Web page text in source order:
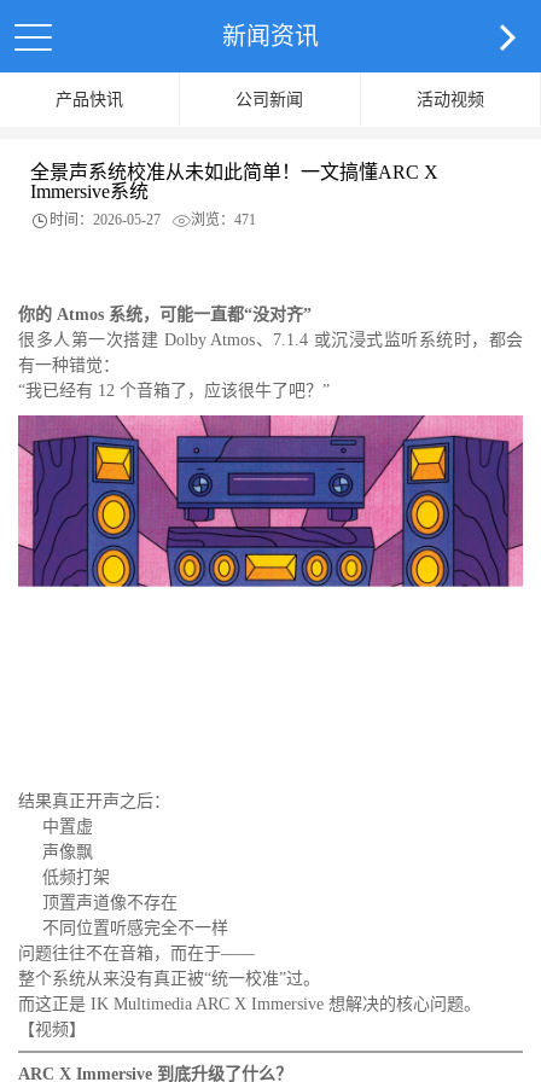
新闻资讯
产品快讯 公司新闻 活动视频
全景声系统校准从未如此简单！一文搞懂ARC X
Immersive系统
时间：2026-05-27 浏览：471
你的 Atmos 系统，可能一直都“没对齐”
很多人第一次搭建 Dolby Atmos、7.1.4 或沉浸式监听系统时，都会
有一种错觉：
“我已经有 12 个音箱了，应该很牛了吧？”
结果真正开声之后：
中置虚
声像飘
低频打架
顶置声道像不存在
不同位置听感完全不一样
问题往往不在音箱，而在于——
整个系统从来没有真正被“统一校准”过。
而这正是 IK Multimedia ARC X Immersive 想解决的核心问题。
【视频】
ARC X Immersive 到底升级了什么？